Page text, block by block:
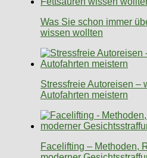
Was Sie schon immer
wissen wollten
Stressfreie Autoreisen –
Autofahrten meistern
Facelifting – Methoden,